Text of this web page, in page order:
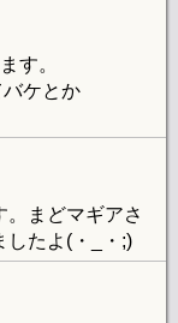
す。
ケとか
まどマギアさ
したよ(・_・;)